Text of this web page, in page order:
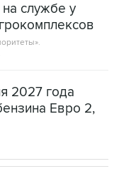
службе у
2027 года
Евро 2,